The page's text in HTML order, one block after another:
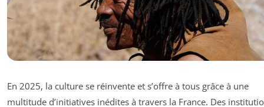
En 2025, la culture se réinvente et s’offre à tous grâce à une
multitude d’initiatives inédites à travers la France. Des